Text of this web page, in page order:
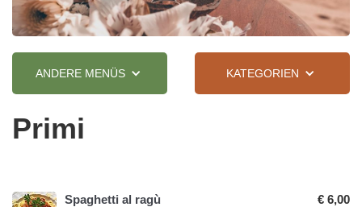
ANDERE MENÜS KATEGORIEN
Primi
Spaghetti al ragù € 6,00